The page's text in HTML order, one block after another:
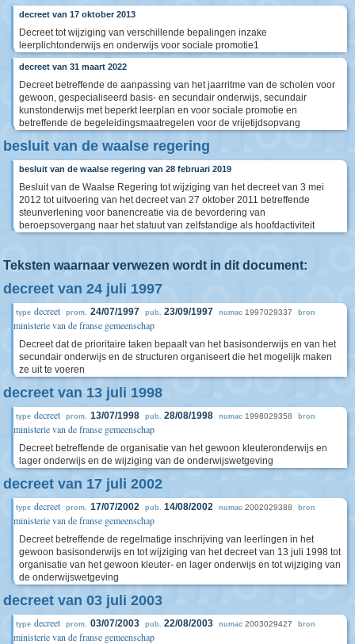
decreet van 17 oktober 2013
Decreet tot wijziging van verschillende bepalingen inzake
leerplichtonderwijs en onderwijs voor sociale promotie1
decreet van 31 maart 2022
Decreet betreffende de aanpassing van het jaarritme van de scholen voor
gewoon, gespecialiseerd basis- en secundair onderwijs, secundair
kunstonderwijs met beperkt leerplan en voor sociale promotie en
betreffende de begeleidingsmaatregelen voor de vrijetijdsopvang
besluit van de waalse regering
besluit van de waalse regering van 28 februari 2019
Besluit van de Waalse Regering tot wijziging van het decreet van 3 mei
2012 tot uitvoering van het decreet van 27 oktober 2011 betreffende
steunverlening voor banencreatie via de bevordering van
beroepsovergang naar het statuut van zelfstandige als hoofdactiviteit
Teksten waarnaar verwezen wordt in dit document:
decreet van 24 juli 1997
type decreet prom. 24/07/1997 pub. 23/09/1997 numac 1997029337 bron
ministerie van de franse gemeenschap
Decreet dat de prioritaire taken bepaalt van het basisonderwijs en van het
secundair onderwijs en de structuren organiseert die het mogelijk maken
ze uit te voeren
decreet van 13 juli 1998
type decreet prom. 13/07/1998 pub. 28/08/1998 numac 1998029358 bron
ministerie van de franse gemeenschap
Decreet betreffende de organisatie van het gewoon kleuteronderwijs en
lager onderwijs en de wijziging van de onderwijswetgeving
decreet van 17 juli 2002
type decreet prom. 17/07/2002 pub. 14/08/2002 numac 2002029388 bron
ministerie van de franse gemeenschap
Decreet betreffende de regelmatige inschrijving van leerlingen in het
gewoon basisonderwijs en tot wijziging van het decreet van 13 juli 1998 tot
organisatie van het gewoon kleuter- en lager onderwijs en tot wijziging van
de onderwijswetgeving
decreet van 03 juli 2003
type decreet prom. 03/07/2003 pub. 22/08/2003 numac 2003029427 bron
ministerie van de franse gemeenschap